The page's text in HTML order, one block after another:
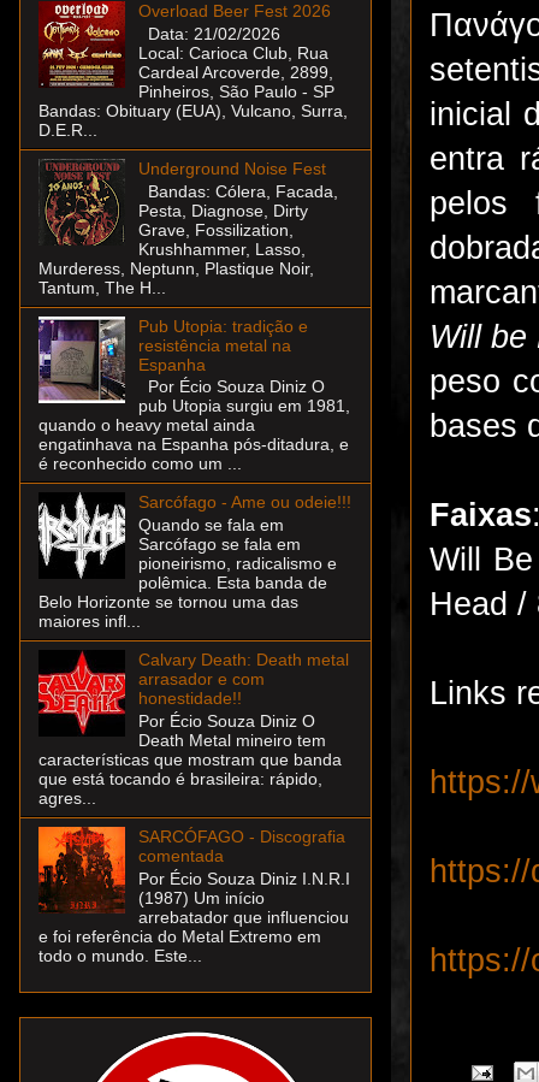
inicial
entra
pelos
Will be
peso
bases
Faixas
Will
Head /
Links
Overload Beer Fest 2026
Data: 21/02/2026
Local: Carioca Club, Rua
Cardeal Arcoverde, 2899,
Pinheiros, São Paulo - SP
Bandas: Obituary (EUA), Vulcano, Surra,
D.E.R...
Underground Noise Fest
Bandas: Cólera, Facada,
Pesta, Diagnose, Dirty
Grave, Fossilization,
Krushhammer, Lasso,
Murderess, Neptunn, Plastique Noir,
Tantum, The H...
Pub Utopia: tradição e
resistência metal na
Espanha
Por Écio Souza Diniz O
pub Utopia surgiu em 1981,
quando o heavy metal ainda
engatinhava na Espanha pós-ditadura, e
é reconhecido como um ...
Sarcófago - Ame ou odeie!!!
Quando se fala em
Sarcófago se fala em
pioneirismo, radicalismo e
polêmica. Esta banda de
Belo Horizonte se tornou uma das
maiores infl...
Calvary Death: Death metal
arrasador e com
honestidade!!
Por Écio Souza Diniz O
Death Metal mineiro tem
características que mostram que banda
que está tocando é brasileira: rápido,
agres...
SARCÓFAGO - Discografia
comentada
Por Écio Souza Diniz I.N.R.I
(1987) Um início
arrebatador que influenciou
e foi referência do Metal Extremo em
todo o mundo. Este...